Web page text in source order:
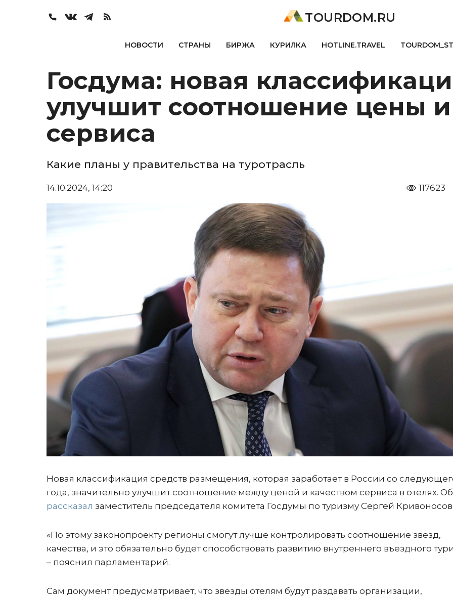
TOURDOM.RU
НОВОСТИ СТРАНЫ БИРЖА КУРИЛКА HOTLINE.TRAVEL
Госдума: новая
улучшит соотношение цены и
сервиса
Какие планы у правительства на туротрасль
14.10.2024, 14:20 117623
Новая классификация средств размещения, которая заработает в России со
года, значительно улучшит соотношение между ценой и качеством сервиса в отелях.
рассказал заместитель председателя комитета Госдумы по туризму Сергей Кривоносов.
«По этому законопроекту регионы смогут лучше контролировать соотношение звезд,
качества, и это обязательно будет способствовать развитию внутреннего въездного
– пояснил парламентарий.
Сам документ предусматривает, что звезды отелям будут раздавать организации,